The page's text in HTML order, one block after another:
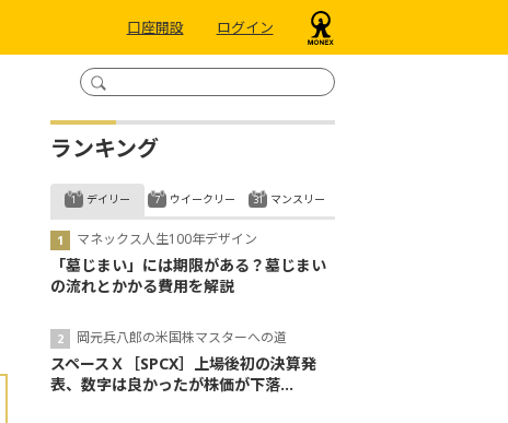
口座開設 ログイン
ランキング
デイリー
マネックス人生100年デザイン
「墓じまい」には期限がある？墓じまい
の流れとかかる費用を解説
岡元兵八郎の米国株マスターへの道
スペースＸ［SPCX］上場後初の決算発
表、数字は良かったが株価が下落...
ウイークリー マンスリー